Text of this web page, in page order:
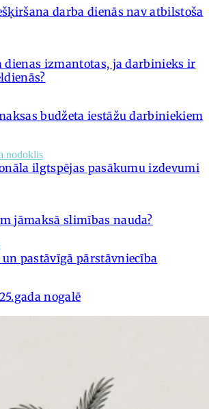
darba dienās nav atbilstoša
dienas izmantotas, ja darbinieks ir
budžeta iestāžu darbiniekiem
nodoklis
ilgtspējas pasākumu izdevumi
jāmaksā slimības nauda?
pastāvīgā pārstāvniecība
nogalē